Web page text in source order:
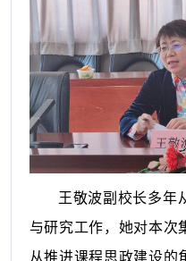
王敬波副校长多年
与研究工作，她对本次
从推进课程思政建设的